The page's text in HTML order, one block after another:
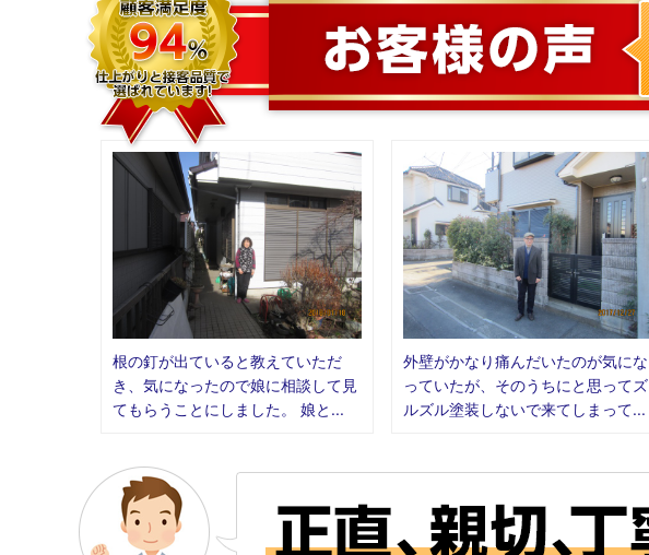
根の釘が出ていると教えていただ
き、気になったので娘に相談して見
てもらうことにしました。 娘と...
外壁がかなり痛んだいたのが気にな
っていたが、そのうちにと思ってズ
ルズル塗装しないで来てしまって...